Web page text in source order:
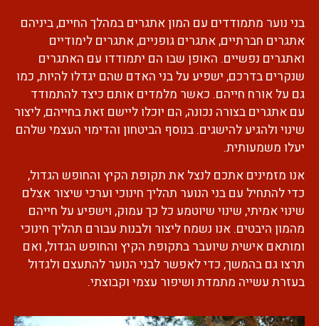
בני נוער מתמודדים עם המון אתגרים במהלך החיים, ביניהם
אתגרים חברתיים, אתגרים גופניים, אתגרים לימודיים
ואתגרים נפשיים. האופן שבו הם יתמודדו עם האתגרים
שנקרים בדרכם, ישפיע על בני האדם שהם יגדלו להיות, כמו
גם על אורח חייהם. כאשר מלמדים אותם כיצד להתמודד
עם אתגרים בצורה נכונה, הם יוכלו ליישם זאת בחייהם, ליצור
שינוי ולהגיע להישגים. בנוסף הביטחון והדימוי העצמי שלהם
יעלו משמעותית.
אנו מזמינים אתכם לנצל את תקופת הקיץ והחופש הגדול,
כדי להתחיל עם בני הנוער תהליך חינוכי וערכי שיצור אצלם
שינוי אמיתי, שינוי שיוטמע כל כך עמוק, וישפיע על חייהם
מהמון היבטים. אנו נשמח ליצור ולבנות עבורם תהליך חינוכי
ומותאם אישית שיועבר בתקופת הקיץ והחופש הגדול, ואם
תרצו גם בהמשך, כדי לאפשר לבני הנוער להתעצם ולגדול
בעזרת עשייה מתמדת ושיפור עצמי וקבוצתי.